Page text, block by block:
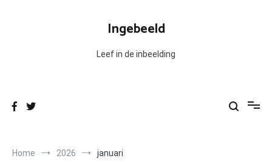
Ingebeeld
Leef in de inbeelding
Home 2026 januari